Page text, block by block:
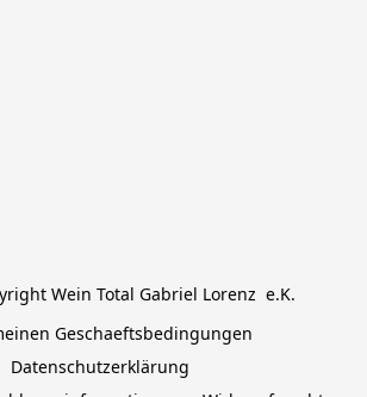
Wein Total Gabriel Lorenz  e.K.
Geschaeftsbedingungen
Datenschutzerklärung